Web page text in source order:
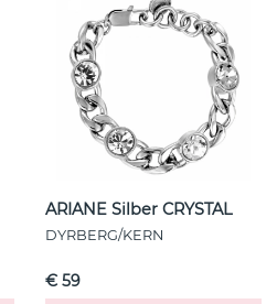
ARIANE Silber CRYSTAL
DYRBERG/KERN
€ 59